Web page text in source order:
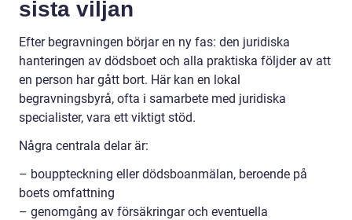
sista viljan
Efter begravningen börjar en ny fas: den juridiska
hanteringen av dödsboet och alla praktiska följder av att
en person har gått bort. Här kan en lokal
begravningsbyrå, ofta i samarbete med juridiska
specialister, vara ett viktigt stöd.
Några centrala delar är:
– bouppteckning eller dödsboanmälan, beroende på
boets omfattning
– genomgång av försäkringar och eventuella